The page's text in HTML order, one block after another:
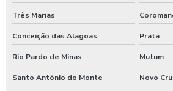
Shampoozeira para lava rápido
Shampoozeira para lavar caminhão
Três Marias
Conceição das Alagoas Prata
Rio Pardo de Minas Mutum
Santo Antônio do Monte Novo